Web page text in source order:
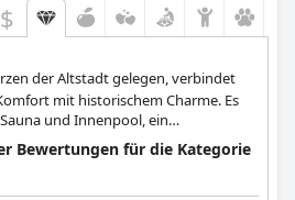
$
der Altstadt gelegen, verbindet
mit historischem Charme. Es
und Innenpool, ein
Restaurant und eine Bar.
Bewertungen für die Kategorie